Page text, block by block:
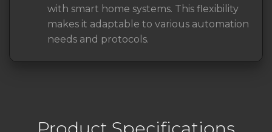
with smart home systems. This flexibility
makes it adaptable to various automation
needs and protocols.